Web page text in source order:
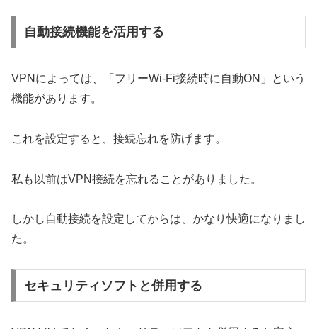
自動接続機能を活用する
VPNによっては、「フリーWi-Fi接続時に自動ON」という
機能があります。
これを設定すると、接続忘れを防げます。
私も以前はVPN接続を忘れることがありました。
しかし自動接続を設定してからは、かなり快適になりまし
た。
セキュリティソフトと併用する